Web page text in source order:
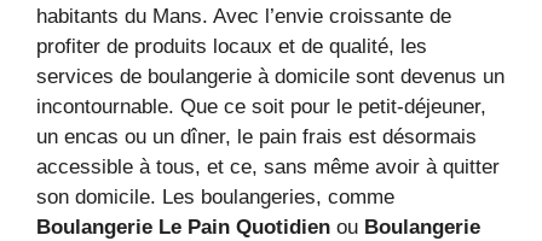
habitants du Mans. Avec l’envie croissante de
profiter de produits locaux et de qualité, les
services de boulangerie à domicile sont devenus un
incontournable. Que ce soit pour le petit-déjeuner,
un encas ou un dîner, le pain frais est désormais
accessible à tous, et ce, sans même avoir à quitter
son domicile. Les boulangeries, comme
Boulangerie Le Pain Quotidien ou Boulangerie